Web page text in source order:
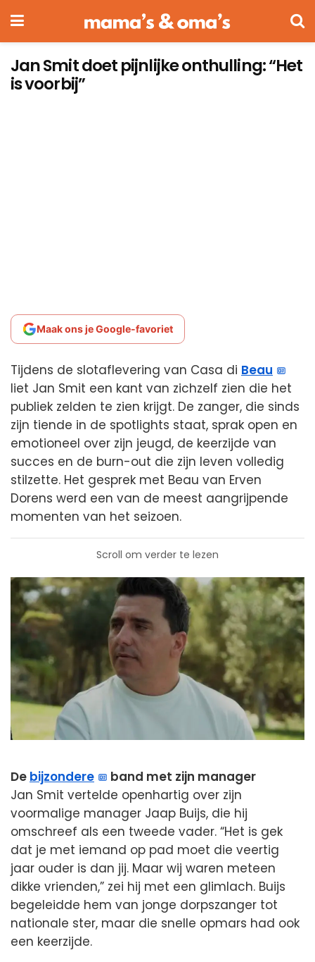
Jan Smit doet pijnlijke onthulling: “Het
is voorbij”
Maak ons je Google-favoriet
Tijdens de slotaflevering van Casa di Beau
liet Jan Smit een kant van zichzelf zien die het
publiek zelden te zien krijgt. De zanger, die sinds
zijn tiende in de spotlights staat, sprak open en
emotioneel over zijn jeugd, de keerzijde van
succes en de burn-out die zijn leven volledig
stilzette. Het gesprek met Beau van Erven
Dorens werd een van de meest aangrijpende
momenten van het seizoen.
Scroll om verder te lezen
De bijzondere
band met zijn manager
Jan Smit vertelde openhartig over zijn
voormalige manager Jaap Buijs, die hij
omschreef als een tweede vader. “Het is gek
dat je met iemand op pad moet die veertig
jaar ouder is dan jij. Maar wij waren meteen
dikke vrienden,” zei hij met een glimlach. Buijs
begeleidde hem van jonge dorpszanger tot
nationale ster, maar die snelle opmars had ook
een keerzijde.